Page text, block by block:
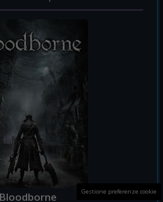
Bloodborne Gestione preferenze cookie